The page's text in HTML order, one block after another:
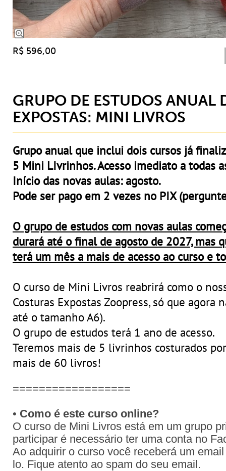
R$ 596,00
GRUPO DE ESTUDOS ANUAL
EXPOSTAS: MINI LIVROS
Grupo anual que inclui dois cursos já
5 Mini LIvrinhos. Acesso imediato a todas
Início das novas aulas: agosto.
Pode ser pago em 2 vezes no PIX
O grupo de estudos com novas aulas
durará até o final de agosto de 2027, mas
terá um mês a mais de acesso ao curso e
O curso de Mini Livros reabrirá como o
Costuras Expostas Zoopress, só que agora
até o tamanho A6).
O grupo de estudos terá 1 ano de acesso.
Teremos mais de 5 livrinhos costurados
mais de 60 livros!
==================
• Como é este curso online?
O curso de Mini Livros está em um grupo
participar é necessário ter uma conta no
Ao adquirir o curso você receberá um
lo. Fique atento ao spam do seu email.